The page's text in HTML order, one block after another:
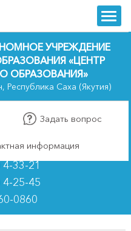
trk
УЧРЕЖДЕНИЕ
«ЦЕНТР
ОБРАЗОВАНИЯ»
Саха (Якутия)
Задать вопрос
информация
33-21
25-45
0860